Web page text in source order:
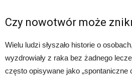
Czy nowotwór może
Wielu ludzi słyszało historie o
wyzdrowiały z raka bez żadnego
często opisywane jako „spontaniczne